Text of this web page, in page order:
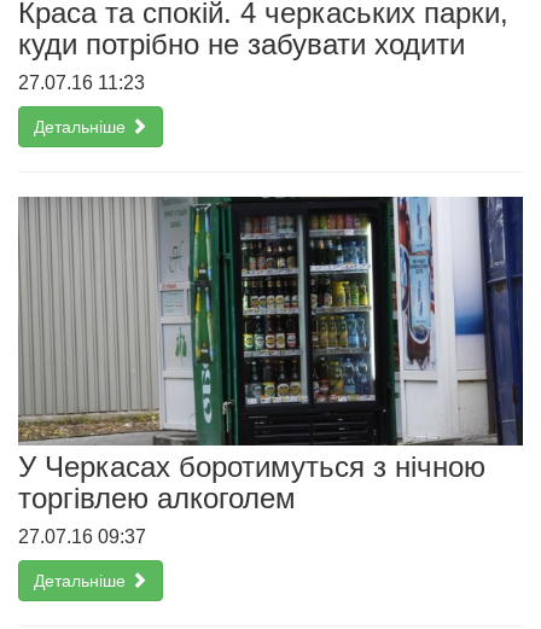
Краса та спокій. 4 черкаських парки,
куди потрібно не забувати ходити
27.07.16 11:23
Детальніше
У Черкасах боротимуться з нічною
торгівлею алкоголем
27.07.16 09:37
Детальніше